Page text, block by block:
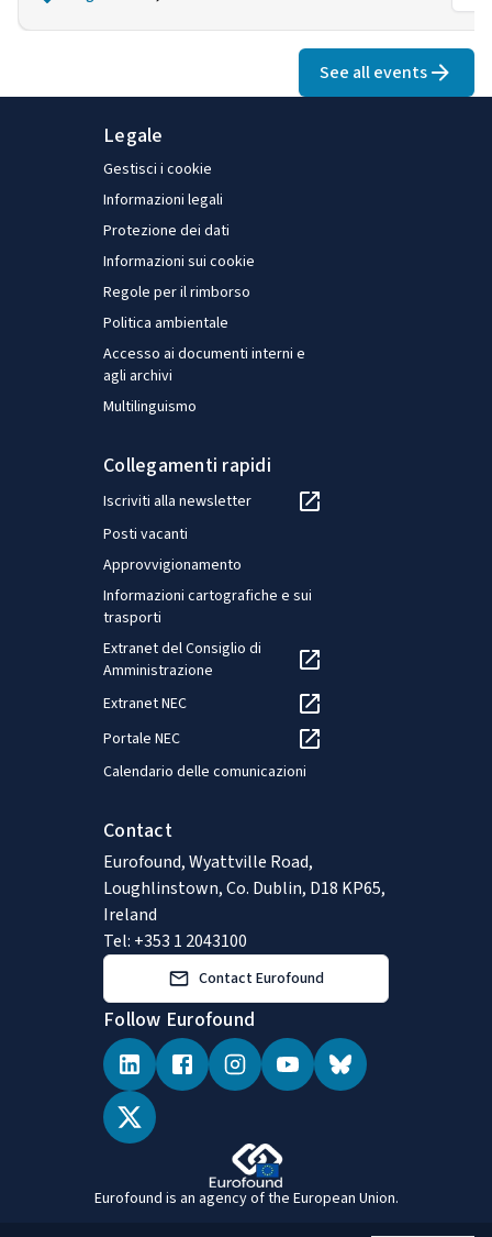
See all events
Legale
Gestisci i cookie
Informazioni legali
Protezione dei dati
Informazioni sui cookie
Regole per il rimborso
Politica ambientale
Accesso ai documenti interni e
agli archivi
Multilinguismo
Collegamenti rapidi
Iscriviti alla newsletter
Posti vacanti
Approvvigionamento
Informazioni cartografiche e sui
trasporti
Extranet del Consiglio di
Amministrazione
Extranet NEC
Portale NEC
Calendario delle comunicazioni
Contact
Eurofound, Wyattville Road,
Loughlinstown, Co. Dublin, D18 KP65,
Ireland
Tel: +353 1 2043100
Contact Eurofound
Follow Eurofound
Eurofound is an agency of the European Union.